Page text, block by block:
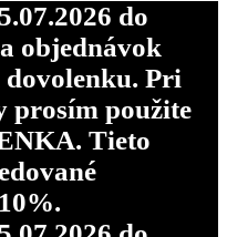
do
objednávok
dovolenku. Pri
prosím použite
Tieto